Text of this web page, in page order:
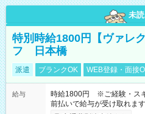
未読
特別時給1800円【ヴァレ
フ 日本橋
派遣 ブランクOK WEB登録・面接
給与
時給1800円 ※ご経験・ス
前払いで給与が受け取れま